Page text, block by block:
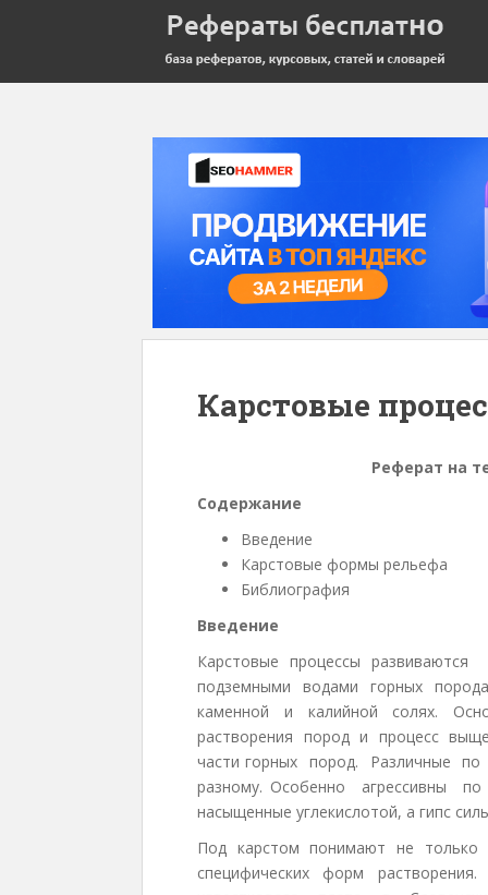
Карстовые
Реферат на
Содержание
Введение
Карстовые формы рельефа
Библиография
Введение
Карстовые процессы
подземными водами горных
каменной и калийной солях.
растворения пород и процесс
части горных пород. Различные
разному. Особенно агрессивны
насыщенные углекислотой, а гипс
Под карстом понимают не только
специфических форм